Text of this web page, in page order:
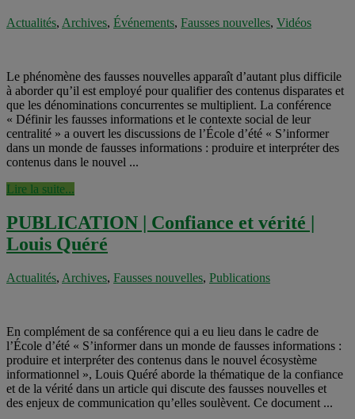
Actualités, Archives, Événements, Fausses nouvelles, Vidéos
Le phénomène des fausses nouvelles apparaît d’autant plus difficile
à aborder qu’il est employé pour qualifier des contenus disparates et
que les dénominations concurrentes se multiplient. La conférence
« Définir les fausses informations et le contexte social de leur
centralité » a ouvert les discussions de l’École d’été « S’informer
dans un monde de fausses informations : produire et interpréter des
contenus dans le nouvel ...
Lire la suite...
PUBLICATION | Confiance et vérité |
Louis Quéré
Actualités, Archives, Fausses nouvelles, Publications
En complément de sa conférence qui a eu lieu dans le cadre de
l’École d’été « S’informer dans un monde de fausses informations :
produire et interpréter des contenus dans le nouvel écosystème
informationnel », Louis Quéré aborde la thématique de la confiance
et de la vérité dans un article qui discute des fausses nouvelles et
des enjeux de communication qu’elles soulèvent. Ce document ...